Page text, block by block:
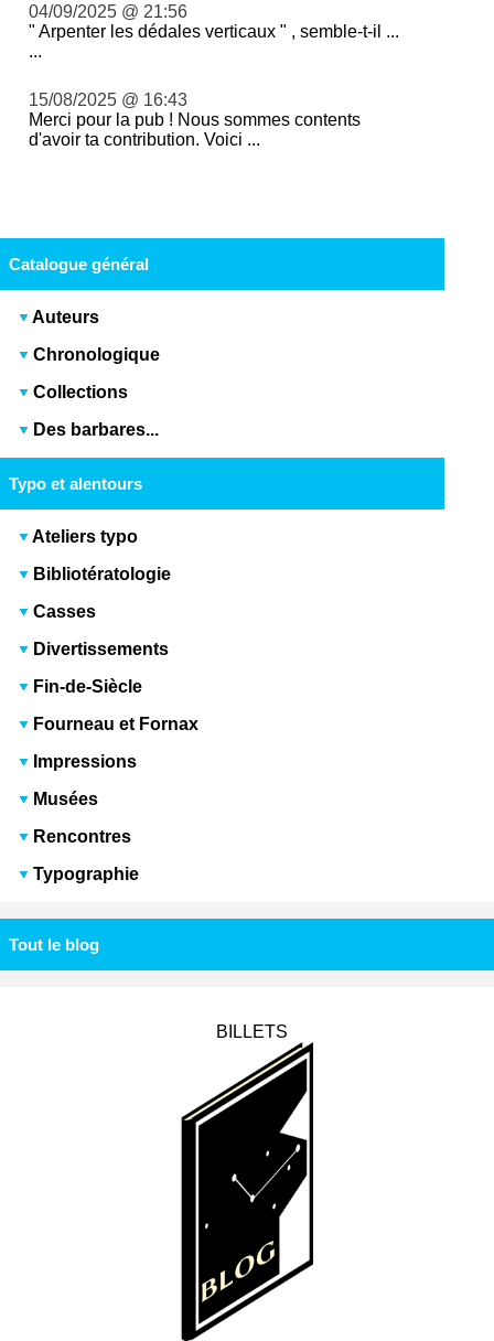
04/09/2025 @ 21:56
" Arpenter les dédales verticaux " , semble-t-il ...
...
15/08/2025 @ 16:43
Merci pour la pub ! Nous sommes contents
d'avoir ta contribution. Voici ...
Catalogue général
Auteurs
Chronologique
Collections
Des barbares...
Typo et alentours
Ateliers typo
Bibliotératologie
Casses
Divertissements
Fin-de-Siècle
Fourneau et Fornax
Impressions
Musées
Rencontres
Typographie
Tout le blog
BILLETS